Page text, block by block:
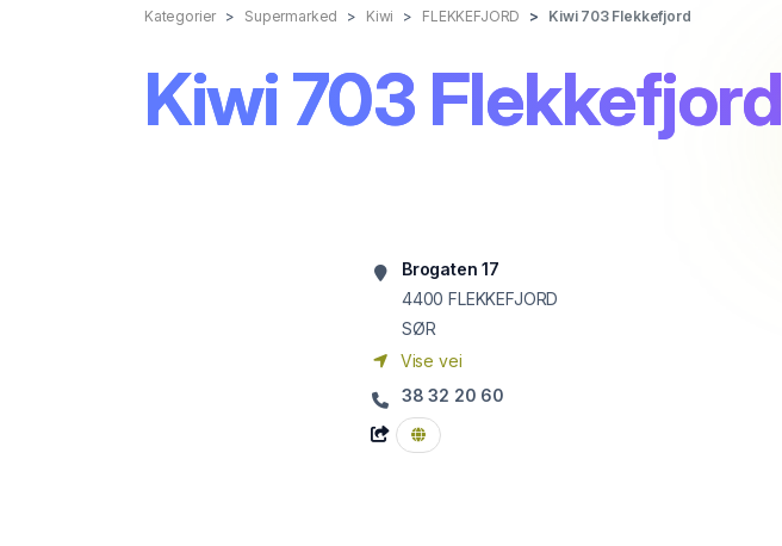
Kategorier Supermarked Kiwi FLEKKEFJORD Kiwi 703 Flekkefjord
Kiwi 703 Flekkefjord
Brogaten 17
4400 FLEKKEFJORD
SØR
Vise vei
38 32 20 60